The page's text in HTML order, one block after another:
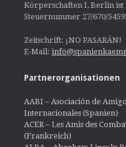
Körperschaften I, Berlin
Steuernummer 27/670/
Zeitschrift: ¡NO PASARÁN!
E-Mail:
Partnerorganisationen
AABI – Asociación de
Internacionales (Spanien)
ACER – Les Amis des
(Frankreich)